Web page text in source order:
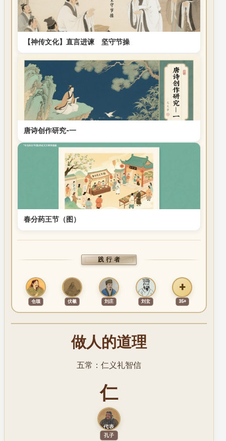
【神传文化】直言进谏 坚守节操
唐诗创作研究-一
春分药王节（图）
践行者
仓颉 伏羲 刘庄 刘玄
+
35+
做人的道理
五常：仁义礼智信
仁
代表
代表人物
孔子